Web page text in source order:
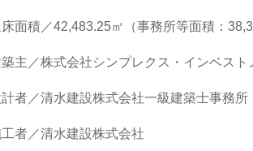
面積／42,483.25㎡（事務所等面積：
主／株式会社シンプレクス・インベス
者／清水建設株式会社一級建築士事務所
者／清水建設株式会社